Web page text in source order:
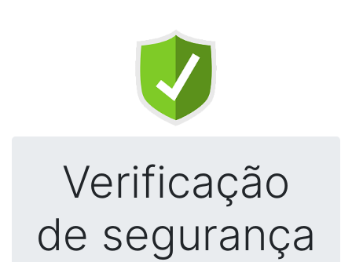
Verificação
de segurança